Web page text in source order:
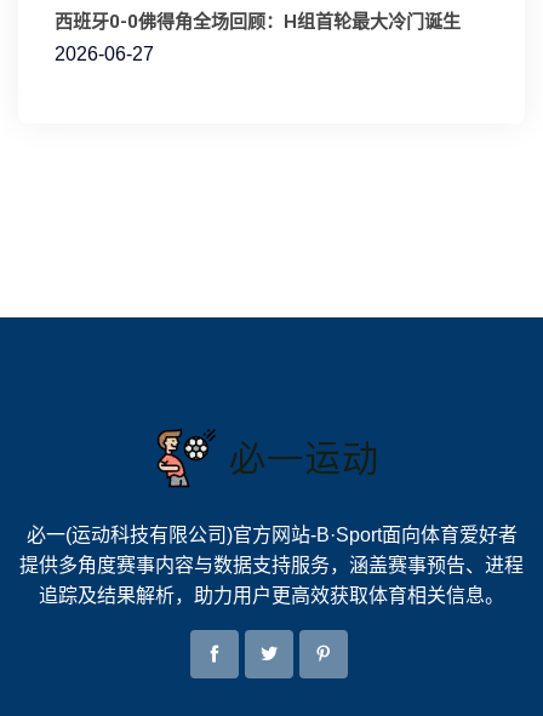
西班牙0-0佛得角全场回顾：H组首轮最大冷门诞生
2026-06-27
必一(运动科技有限公司)官方网站-B·Sport面向体育爱好者
提供多角度赛事内容与数据支持服务，涵盖赛事预告、进程
追踪及结果解析，助力用户更高效获取体育相关信息。